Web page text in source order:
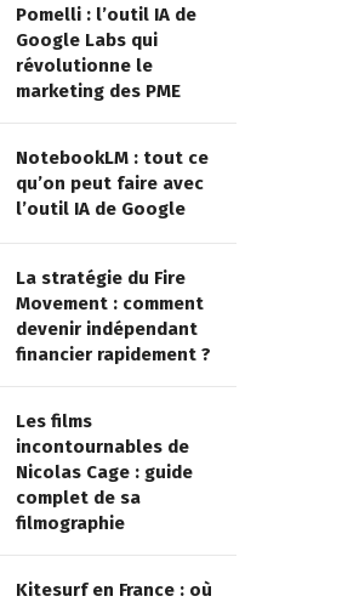
Pomelli : l’outil IA de
Google Labs qui
révolutionne le
marketing des PME
NotebookLM : tout ce
qu’on peut faire avec
l’outil IA de Google
La stratégie du Fire
Movement : comment
devenir indépendant
financier rapidement ?
Les films
incontournables de
Nicolas Cage : guide
complet de sa
filmographie
Kitesurf en France : où